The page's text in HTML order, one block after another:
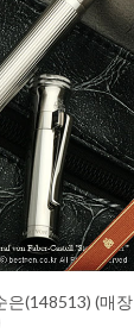
은(148513) (매장